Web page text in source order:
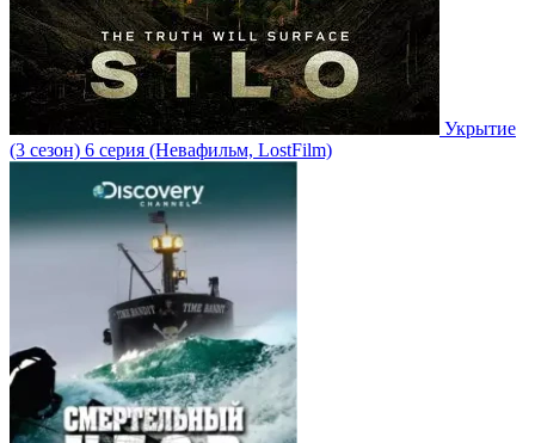
Укрытие
(3 сезон) 6 серия (Невафильм, LostFilm)